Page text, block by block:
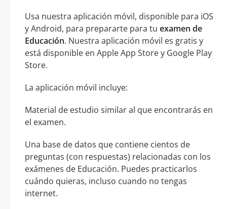
Usa nuestra aplicación móvil, disponible para iOS
y Android, para prepararte para tu examen de
Educación. Nuestra aplicación móvil es gratis y
está disponible en Apple App Store y Google Play
Store.
La aplicación móvil incluye:
Material de estudio similar al que encontrarás en
el examen.
Una base de datos que contiene cientos de
preguntas (con respuestas) relacionadas con los
exámenes de Educación. Puedes practicarlos
cuándo quieras, incluso cuando no tengas
internet.